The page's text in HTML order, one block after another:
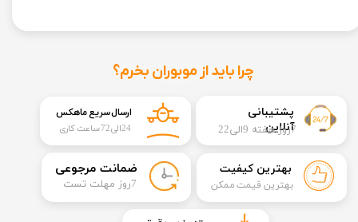
​​پشتیبانی
آنلاین7روز هفته 9الی22
چرا باید از موبوران بخرم؟
​ضمانت مرجوعی
​7روز مهلت تست
بهترین کیفیت
بهترین قیمت ممکن
ارسال سریع ماهکس
24الی72 ساعت کاری